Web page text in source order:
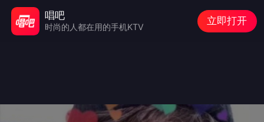
唱吧
时尚的人都在用的手机KTV
立即打开